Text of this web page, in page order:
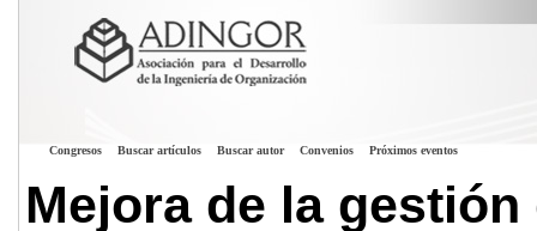
Congresos Buscar artículos Buscar autor Convenios Próximos eventos
Mejora de la